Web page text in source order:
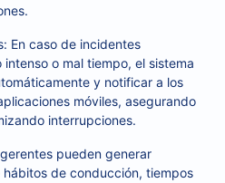
En caso de incidentes
o mal tiempo, el sistema
y notificar a los
móviles, asegurando
interrupciones.
pueden generar
de conducción, tiempos